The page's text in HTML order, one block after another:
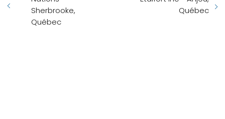
Sherbrooke,
Québec
Québec